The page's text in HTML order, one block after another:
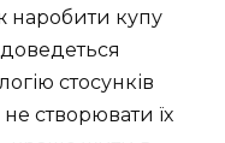
наробити купу
стосунків
не створювати їх